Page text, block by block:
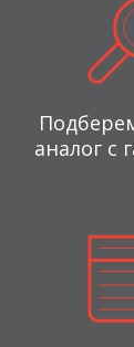
аналог с